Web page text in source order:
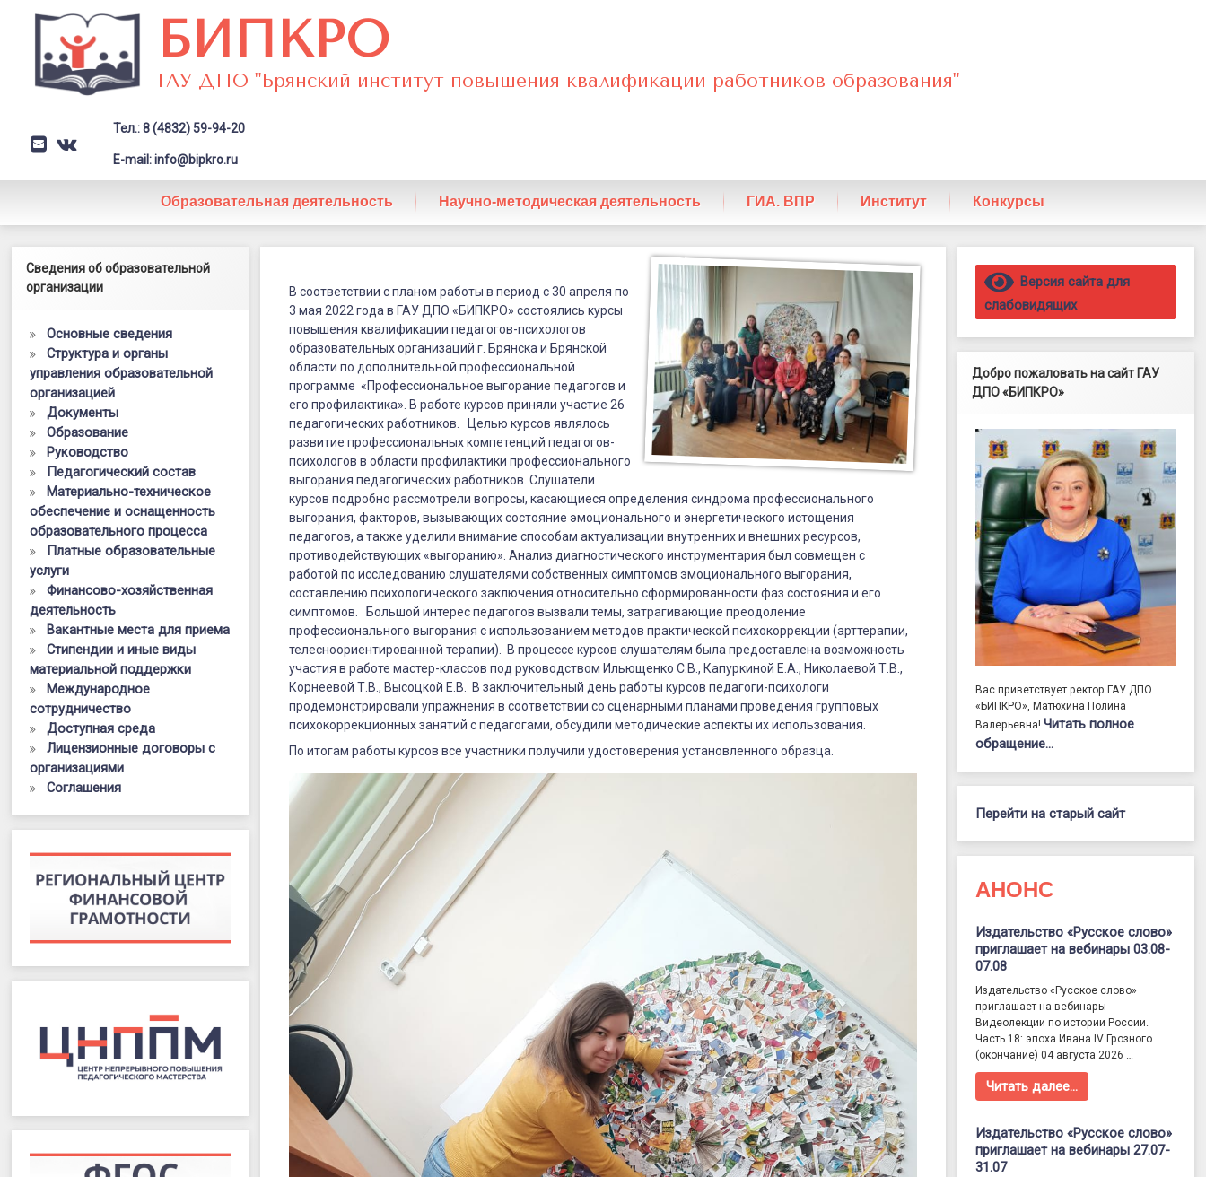
содержимому
БИПКРО
ГАУ ДПО "Брянский институт повышения квалификации работников образования"
E-mail
VK Заголовок сайта → второстепенный
Тел.: 8 (4832) 59-94-20
E-mail: info@bipkro.ru
Образовательная деятельность Научно-методическая деятельность ГИА. ВПР Институт Конкурсы
выгорание
педагогов
его
профилактика
ГАУ ДПО "БИПКРО"
Категории:
Как проходят курсы
В соответствии с планом работы в период с 30 апреля по
3 мая 2022 года в ГАУ ДПО «БИПКРО» состоялись курсы
повышения квалификации педагогов-психологов
образовательных организаций г. Брянска и Брянской
области по дополнительной профессиональной
программе «Профессиональное выгорание педагогов и
его профилактика». В работе курсов приняли участие 26
педагогических работников. Целью курсов являлось
развитие профессиональных компетенций педагогов-
психологов в области профилактики профессионального
выгорания педагогических работников. Слушатели
курсов подробно рассмотрели вопросы, касающиеся определения синдрома профессионального
выгорания, факторов, вызывающих состояние эмоционального и энергетического истощения
педагогов, а также уделили внимание способам актуализации внутренних и внешних ресурсов,
противодействующих «выгоранию». Анализ диагностического инструментария был совмещен с
работой по исследованию слушателями собственных симптомов эмоционального выгорания,
составлению психологического заключения относительно сформированности фаз состояния и его
симптомов. Большой интерес педагогов вызвали темы, затрагивающие преодоление
профессионального выгорания с использованием методов практической психокоррекции (арттерапии,
телесноориентированной терапии). В процессе курсов слушателям была предоставлена возможность
участия в работе мастер-классов под руководством Ильющенко С.В., Капуркиной Е.А., Николаевой Т.В.,
Корнеевой Т.В., Высоцкой Е.В. В заключительный день работы курсов педагоги-психологи
продемонстрировали упражнения в соответствии со сценарными планами проведения групповых
психокоррекционных занятий с педагогами, обсудили методические аспекты их использования.
По итогам работы курсов все участники получили удостоверения установленного образца.
Левый сайдбар
Сведения об образовательной
организации
Основные сведения
Структура и органы
управления образовательной
организацией
Документы
Образование
Руководство
Педагогический состав
Материально-техническое
обеспечение и оснащенность
образовательного процесса
Платные образовательные
услуги
Финансово-хозяйственная
деятельность
Вакантные места для приема
Стипендии и иные виды
материальной поддержки
Международное
сотрудничество
Доступная среда
Лицензионные договоры с
организациями
Соглашения
Правый сайдбар
Версия сайта для
слабовидящих
Добро пожаловать на сайт ГАУ
ДПО «БИПКРО»
Вас приветствует ректор ГАУ ДПО
«БИПКРО», Матюхина Полина
Валерьевна!Читать полное
обращение…
Перейти на старый сайт
АНОНС
Издательство «Русское слово»
приглашает на вебинары 03.08-
07.08
Издательство «Русское слово»
приглашает на вебинары
Видеолекции по истории России.
Часть 18: эпоха Ивана IV Грозного
(окончание) 04 августа 2026 …
Читать далее…
Издательство «Русское слово»
приглашает на вебинары 27.07-
31.07